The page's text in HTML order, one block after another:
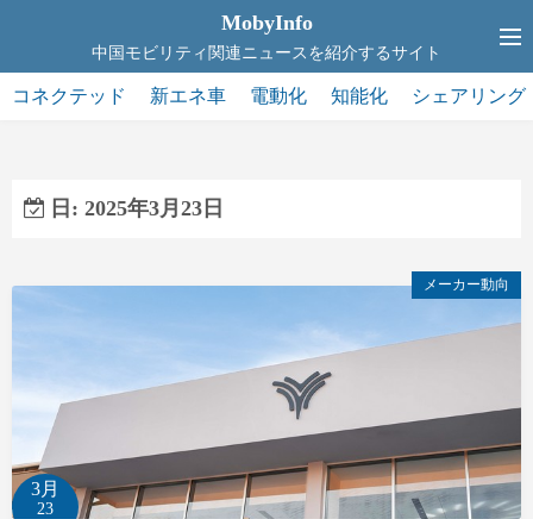
テ
ン
プ
MobyInfo
中国モビリティ関連ニュースを紹介するサイト
コネクテッド 新エネ車 電動化 知能化 シェアリング
日: 2025年3月23日
メーカー動向
3月
23